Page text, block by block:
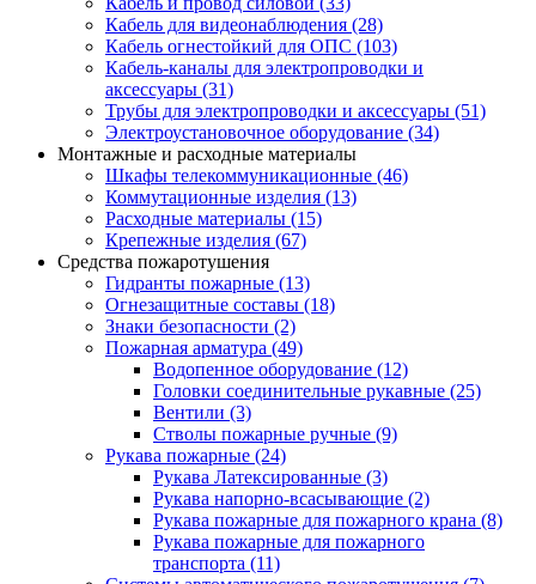
Кабель для видеонаблюдения (28)
Кабель огнестойкий для ОПС (103)
Кабель-каналы для электропроводки и
аксессуары (31)
Трубы для электропроводки и аксессуары (51)
Электроустановочное оборудование (34)
Монтажные и расходные материалы
Шкафы телекоммуникационные (46)
Коммутационные изделия (13)
Расходные материалы (15)
Крепежные изделия (67)
Средства пожаротушения
Гидранты пожарные (13)
Огнезащитные составы (18)
Знаки безопасности (2)
Пожарная арматура (49)
Водопенное оборудование (12)
Головки соединительные рукавные (25)
Вентили (3)
Стволы пожарные ручные (9)
Рукава пожарные (24)
Рукава Латексированные (3)
Рукава напорно-всасывающие (2)
Рукава пожарные для пожарного крана (8)
Рукава пожарные для пожарного
транспорта (11)